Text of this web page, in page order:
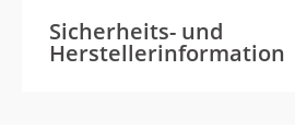
Sicherheits- und
Herstellerinformation